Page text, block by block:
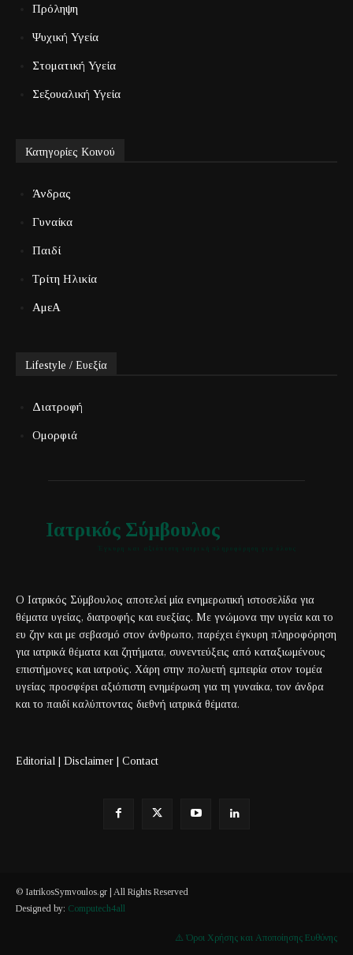
Πρόληψη
Ψυχική Υγεία
Στοματική Υγεία
Σεξουαλική Υγεία
Κατηγορίες Κοινού
Άνδρας
Γυναίκα
Παιδί
Τρίτη Ηλικία
ΑμεΑ
Lifestyle / Ευεξία
Διατροφή
Ομορφιά
Ιατρικός Σύμβουλος
Ο Ιατρικός Σύμβουλος αποτελεί μία ενημερωτική ιστοσελίδα για
θέματα υγείας, διατροφής και ευεξίας. Με γνώμονα την υγεία και το
ευ ζην και με σεβασμό στον άνθρωπο, παρέχει έγκυρη πληροφόρηση
για ιατρικά θέματα και ζητήματα, συνεντεύξεις από καταξιωμένους
επιστήμονες και ιατρούς. Χάρη στην πολυετή εμπειρία στον τομέα
υγείας προσφέρει αξιόπιστη ενημέρωση για τη γυναίκα, τον άνδρα
και το παιδί καλύπτοντας διεθνή ιατρικά θέματα.
Editorial | Disclaimer | Contact
© IatrikosSymvoulos.gr | All Rights Reserved
Designed by: Computech4all
⚠️ Όροι Χρήσης και Αποποίησης Ευθύνης